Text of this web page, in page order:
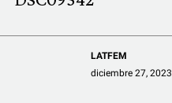
REDACCIÓN ABIERTA
LATFEM
diciembre 27, 2023